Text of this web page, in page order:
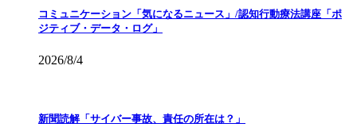
コミュニケーション「気になるニュース」/認知行動療法講座「ポ
ジティブ・データ・ログ」
2026/8/4
新聞読解「サイバー事故、責任の所在は？」